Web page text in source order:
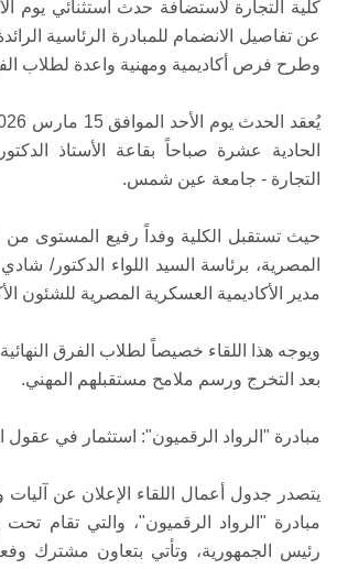
كلية التجارة لاستضافة حدث استثنائي يوم
عن تفاصيل الانضمام للمبادرة الرئاسية
وطرح فرص أكاديمية ومهنية واعدة لطلاب
الحادية عشرة صباحاً بقاعة الأستاذ
التجارة - جامعة عين شمس.
حيث تستقبل الكلية وفداً رفيع المستوى من
المصرية، برئاسة السيد اللواء الدكتور/
مدير الأكاديمية العسكرية المصرية للشئون
ويوجه هذا اللقاء خصيصاً لطلاب الفرق
بعد التخرج ورسم ملامح مستقبلهم المهني.
مبادرة "الرواد الرقميون": استثمار في عقول
يتصدر جدول أعمال اللقاء الإعلان عن آليات
مبادرة "الرواد الرقميون"، والتي تقام
رئيس الجمهورية، وتأتي بتعاون مشترك